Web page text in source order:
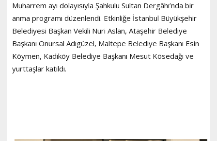
Muharrem ayı dolayısıyla Şahkulu Sultan Dergâhı’nda bir
anma programı düzenlendi. Etkinliğe İstanbul Büyükşehir
Belediyesi Başkan Vekili Nuri Aslan, Ataşehir Belediye
Başkanı Onursal Adıgüzel, Maltepe Belediye Başkanı Esin
Köymen, Kadıköy Belediye Başkanı Mesut Kösedağı ve
yurttaşlar katıldı.